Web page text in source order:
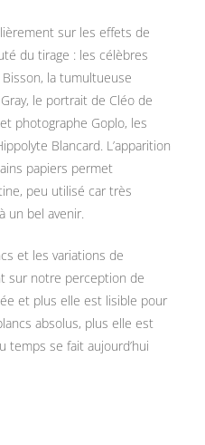
sur les effets de
du tirage : les célèbres
la tumultueuse
le portrait de Cléo de
photographe Goplo, les
Blancard. L’apparition
papiers permet
peu utilisé car très
un bel avenir.
et les variations de
sur notre perception de
et plus elle est lisible pour
absolus, plus elle est
temps se fait aujourd’hui